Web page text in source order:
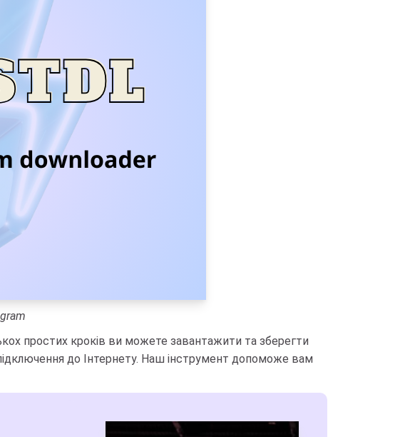
простих кроків ви можете завантажити та зберегти
до Інтернету. Наш інструмент допоможе вам